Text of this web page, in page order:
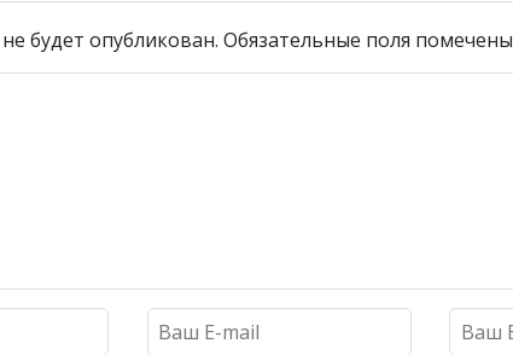
будет опубликован. Обязательные поля помечены